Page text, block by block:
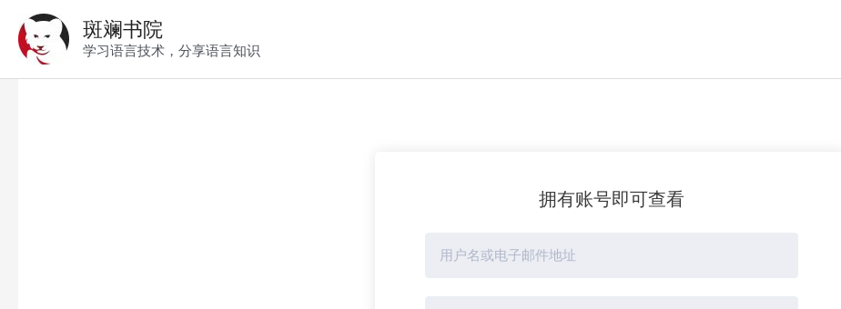
容
斑斓书院
学习语言技术，分享语言知识
拥有账号即可查看